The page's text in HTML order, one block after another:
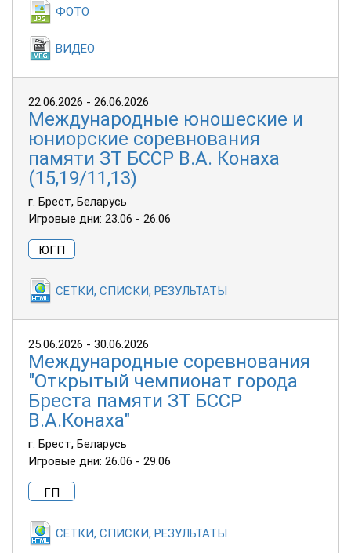
ФОТО
ВИДЕО
22.06.2026 - 26.06.2026
Международные юношеские и
юниорские соревнования
памяти ЗТ БССР В.А. Конаха
(15,19/11,13)
г. Брест, Беларусь
Игровые дни: 23.06 - 26.06
ЮГП
СЕТКИ, СПИСКИ, РЕЗУЛЬТАТЫ
25.06.2026 - 30.06.2026
Международные соревнования
"Открытый чемпионат города
Бреста памяти ЗТ БССР
В.А.Конаха"
г. Брест, Беларусь
Игровые дни: 26.06 - 29.06
ГП
СЕТКИ, СПИСКИ, РЕЗУЛЬТАТЫ